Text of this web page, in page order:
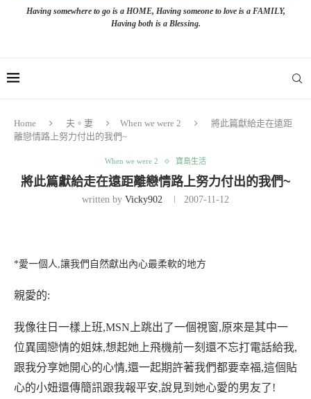
Having somewhere to go is a HOME, Having someone to love is a FAMILY,
Having both is a Blessing.
Home 夫。妻 When we were 2
將此篇獻給走在遠距
離戀情路上努力付出的我們~
When we were 2 寶島生活
將此篇獻給走在遠距離戀情路上努力付出的我們~
written by Vicky902 2007-11-12
*愛一個人,讓我們自然獻出內心最柔軟的地方
親愛的:
我像往日一樣上班,MSN 上跳出了一個視窗,原來是其中一
位異國戀情的姐妹,想起她上飛機前一刻還不忘打電話給我,
跟我分享她開心的心情,還一起期許著我們都要幸福,這個貼
心的小妞還傳簡訊跟我報平安,說見到她心愛的男友了!